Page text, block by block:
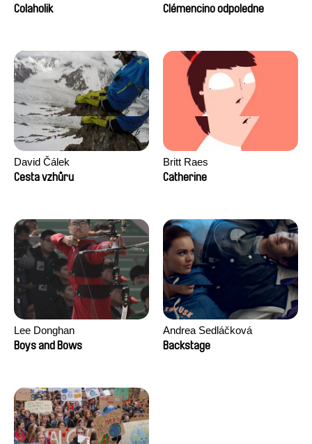
Colaholik
Clémencino odpoledne
David Čálek
Cesta vzhůru
Britt Raes
Catherine
Lee Donghan
Boys and Bows
Andrea Sedláčková
Backstage